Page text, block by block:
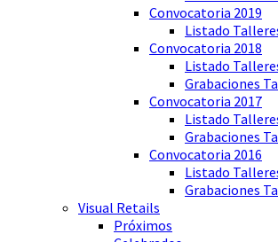
Convocatoria 2019
Listado
Convocatoria 2018
Listado
Grabaciones
Convocatoria 2017
Listado
Grabaciones
Convocatoria 2016
Listado
Grabaciones
Visual Retails
Próximos